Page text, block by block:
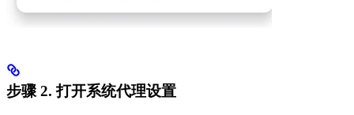
步骤 2.打开系统代理设置